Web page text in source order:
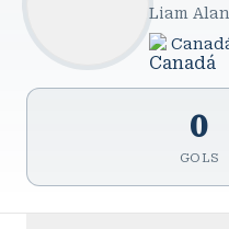
Liam
0
GOLS